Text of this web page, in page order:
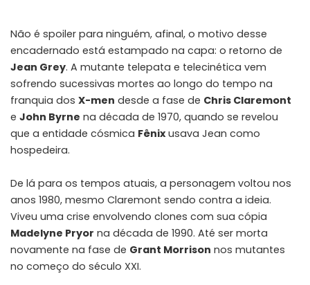
Não é spoiler para ninguém, afinal, o motivo desse
encadernado está estampado na capa: o retorno de
Jean Grey. A mutante telepata e telecinética vem
sofrendo sucessivas mortes ao longo do tempo na
franquia dos X-men desde a fase de Chris Claremont
e John Byrne na década de 1970, quando se revelou
que a entidade cósmica Fênixusava Jean como
hospedeira.
De lá para os tempos atuais, a personagem voltou nos
anos 1980, mesmo Claremont sendo contra a ideia.
Viveu uma crise envolvendo clones com sua cópia
Madelyne Pryor na década de 1990. Até ser morta
novamente na fase de Grant Morrison nos mutantes
no começo do século XXI.